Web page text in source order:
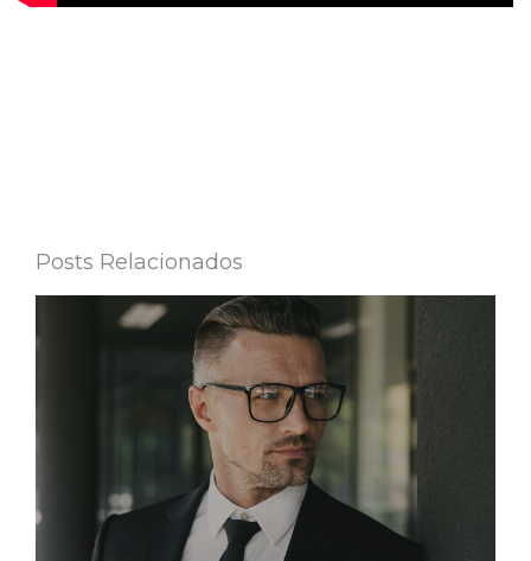
Posts Relacionados